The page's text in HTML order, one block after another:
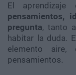
El aprendizaje
pensamientos,
pregunta, tanto
habitar la duda.
elemento
pensamientos.